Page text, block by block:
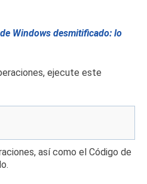
Windows desmitificado: lo
ejecute este
así como el Código de